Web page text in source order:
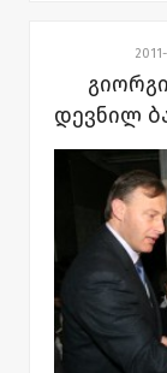
შობა -
კეთილი
გადასცა.
დევნილ